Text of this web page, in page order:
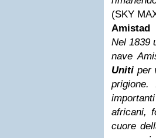
(SKY
Amistad
Nel 1839
nave
Uniti per
africani,
cuore